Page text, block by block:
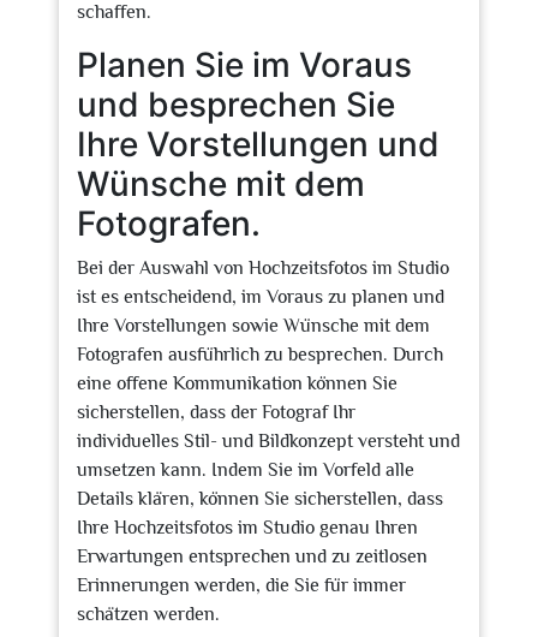
schaffen.
Planen Sie im Voraus
und besprechen Sie
Ihre Vorstellungen und
Wünsche mit dem
Fotografen.
Bei der Auswahl von Hochzeitsfotos im Studio
ist es entscheidend, im Voraus zu planen und
Ihre Vorstellungen sowie Wünsche mit dem
Fotografen ausführlich zu besprechen. Durch
eine offene Kommunikation können Sie
sicherstellen, dass der Fotograf Ihr
individuelles Stil- und Bildkonzept versteht und
umsetzen kann. Indem Sie im Vorfeld alle
Details klären, können Sie sicherstellen, dass
Ihre Hochzeitsfotos im Studio genau Ihren
Erwartungen entsprechen und zu zeitlosen
Erinnerungen werden, die Sie für immer
schätzen werden.